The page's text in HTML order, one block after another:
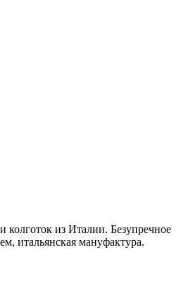
колготок из Италии. Безупречное
итальянская мануфактура.